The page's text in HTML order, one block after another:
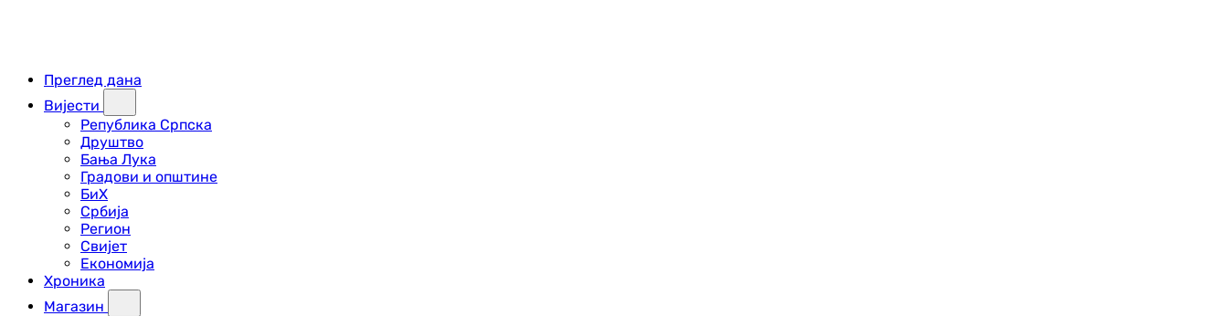
Преглед дана
Вијести
Република Српска
Друштво
Бања Лука
Градови и општине
БиХ
Србија
Регион
Свијет
Економија
Хроника
Магазин